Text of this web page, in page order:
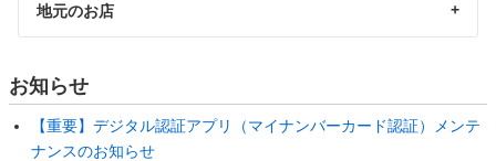
地元のお店
お知らせ
【重要】デジタル認証アプリ（マイナンバーカード認証）メンテ
ナンスのお知らせ